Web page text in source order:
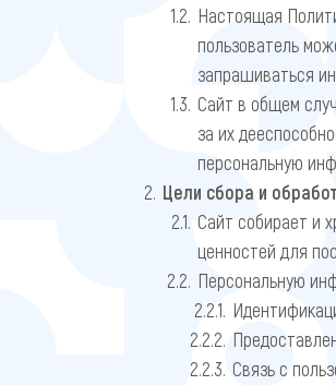
Настоящая
пользователь
запрашиваться
Сайт в общем
за их
персональную
Цели сбора и
Сайт собирает и
ценностей для
Персональную
Связь с